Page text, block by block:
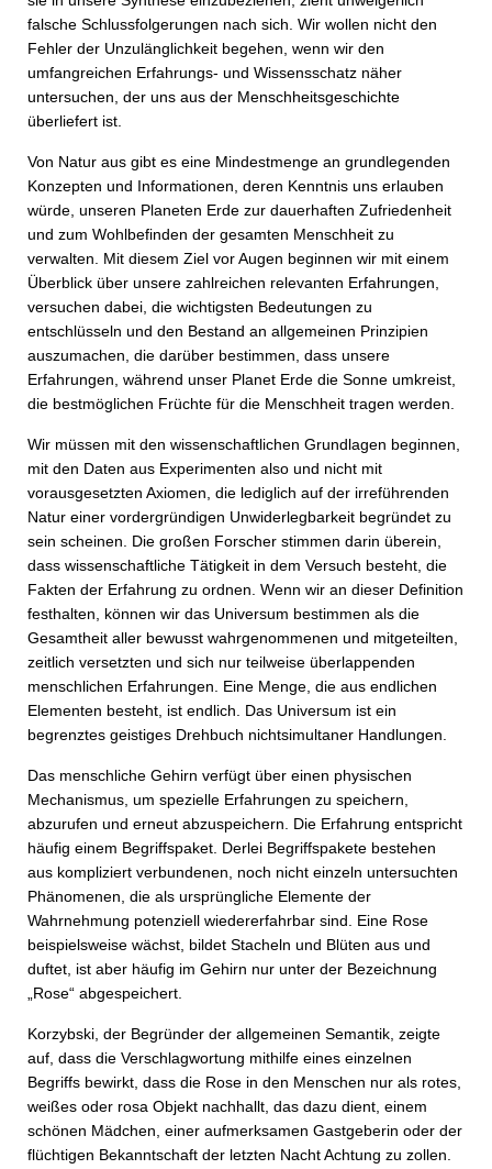
falsche Schlussfolgerungen nach sich. Wir wollen nicht den
Fehler der Unzulänglichkeit begehen, wenn wir den
umfangreichen Erfahrungs- und Wissensschatz näher
untersuchen, der uns aus der Menschheitsgeschichte
überliefert ist.
Von Natur aus gibt es eine Mindestmenge an grundlegenden
Konzepten und Informationen, deren Kenntnis uns erlauben
würde, unseren Planeten Erde zur dauerhaften Zufriedenheit
und zum Wohlbefinden der gesamten Menschheit zu
verwalten. Mit diesem Ziel vor Augen beginnen wir mit einem
Überblick über unsere zahlreichen relevanten Erfahrungen,
versuchen dabei, die wichtigsten Bedeutungen zu
entschlüsseln und den Bestand an allgemeinen Prinzipien
auszumachen, die darüber bestimmen, dass unsere
Erfahrungen, während unser Planet Erde die Sonne umkreist,
die bestmöglichen Früchte für die Menschheit tragen werden.
Wir müssen mit den wissenschaftlichen Grundlagen beginnen,
mit den Daten aus Experimenten also und nicht mit
vorausgesetzten Axiomen, die lediglich auf der irreführenden
Natur einer vordergründigen Unwiderlegbarkeit begründet zu
sein scheinen. Die großen Forscher stimmen darin überein,
dass wissenschaftliche Tätigkeit in dem Versuch besteht, die
Fakten der Erfahrung zu ordnen. Wenn wir an dieser Definition
festhalten, können wir das Universum bestimmen als die
Gesamtheit aller bewusst wahrgenommenen und mitgeteilten,
zeitlich versetzten und sich nur teilweise überlappenden
menschlichen Erfahrungen. Eine Menge, die aus endlichen
Elementen besteht, ist endlich. Das Universum ist ein
begrenztes geistiges Drehbuch nichtsimultaner Handlungen.
Das menschliche Gehirn verfügt über einen physischen
Mechanismus, um spezielle Erfahrungen zu speichern,
abzurufen und erneut abzuspeichern. Die Erfahrung entspricht
häufig einem Begriffspaket. Derlei Begriffspakete bestehen
aus kompliziert verbundenen, noch nicht einzeln untersuchten
Phänomenen, die als ursprüngliche Elemente der
Wahrnehmung potenziell wieder­erfahrbar sind. Eine Rose
beispielsweise wächst, bildet Stacheln und Blüten aus und
duftet, ist aber häufig im Gehirn nur unter der Bezeichnung
„Rose“ abgespeichert.
Korzybski, der Begründer der allgemeinen Semantik, zeigte
auf, dass die Verschlagwortung mithilfe eines einzelnen
Begriffs bewirkt, dass die Rose in den Menschen nur als rotes,
weißes oder rosa Objekt nachhallt, das dazu dient, einem
schönen Mädchen, einer aufmerksamen Gastgeberin oder der
flüchtigen Bekanntschaft der letzten Nacht Achtung zu zollen.